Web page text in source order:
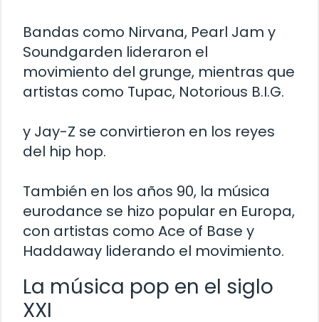
Bandas como Nirvana, Pearl Jam y
Soundgarden lideraron el
movimiento del grunge, mientras que
artistas como Tupac, Notorious B.I.G.
y Jay-Z se convirtieron en los reyes
del hip hop.
También en los años 90, la música
eurodance se hizo popular en Europa,
con artistas como Ace of Base y
Haddaway liderando el movimiento.
La música pop en el siglo
XXI